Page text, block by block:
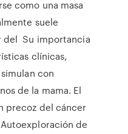
como una masa
suele
del Su importancia
clínicas,
con
de la mama. El
precoz del cáncer
Autoexploración de